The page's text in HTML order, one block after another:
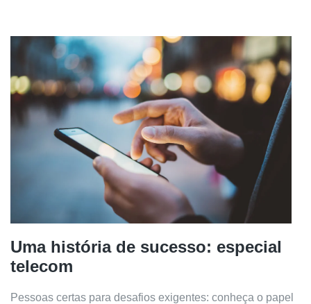
Uma história de sucesso: especial
telecom
Pessoas certas para desafios exigentes: conheça o papel